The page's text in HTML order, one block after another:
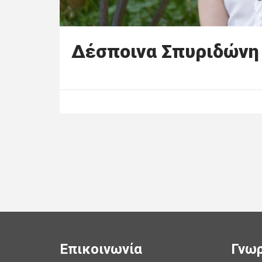
Δέσποινα Σπυριδώνη
Επικοινωνία